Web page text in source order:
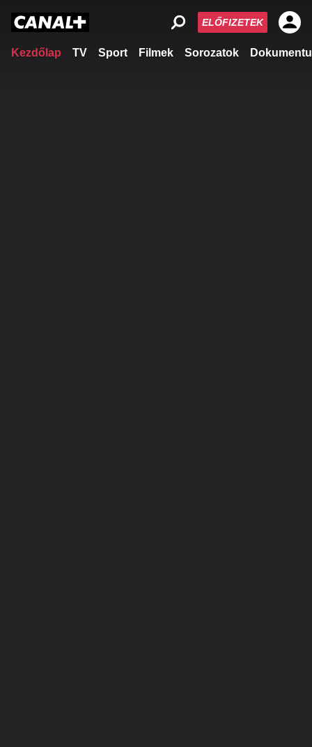
Kezdőlap TV Sport Filmek Sorozatok
ELŐFIZETEK